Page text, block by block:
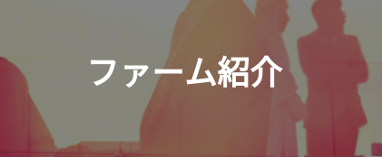
ファーム紹介